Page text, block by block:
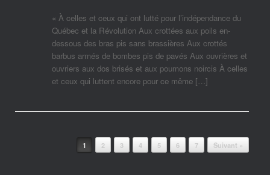
« À celles et ceux qui ont lutté pour l’indépendance du
Québec et la Révolution Aux crottées aux poils en-
dessous des bras pis sans brassières Aux crottés
barbus armés de bombes pis de pavés Aux ouvrières et
ouvriers aux dos brisés et aux poumons noircis À celles
et ceux qui luttent encore pour ce même […]
1 2 3 4 5 6 7 Suivant »